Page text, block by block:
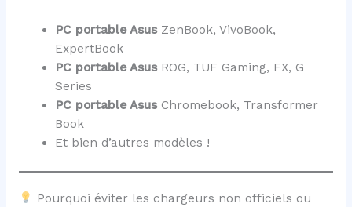
PC portable Asus ZenBook, VivoBook,
ExpertBook
PC portable Asus ROG, TUF Gaming, FX, G
Series
PC portable Asus Chromebook, Transformer
Book
Et bien d’autres modèles !
Pourquoi éviter les chargeurs non officiels ou